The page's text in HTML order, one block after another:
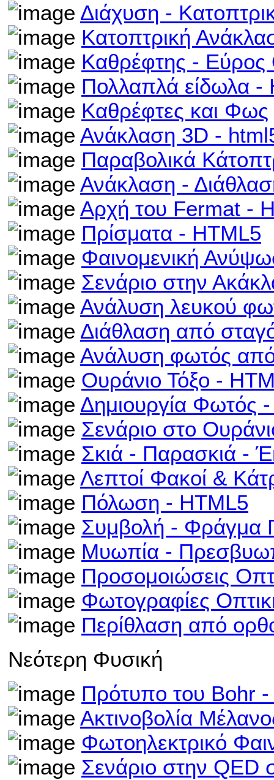
Διάχυση -
Κατοπτρική
Καθρέφτης -
Πολλαπλά είδωλα -
Καθρέφτες και Φως
Ανάκλαση 3D -
Παραβολικά
Ανάκλαση -
Αρχή του Fermat -
Πρίσματα - HTML5
Φαινομενική
Σενάριο στην
Ανάλυση λευκού
Διάθλαση από
Ανάλυση φωτός
Ουράνιο Τόξο -
Δημιουργία Φωτός
Σενάριο στο
Σκιά - Παρασκιά -
Λεπτοί Φακοί &
Πόλωση - HTML5
Συμβολή - Φράγμα
Μυωπία -
Προσομοιώσεις
Φωτογραφίες
Περίθλαση από
Νεότερη Φυσική
Πρότυπο του Bohr
Ακτινοβολία
Φωτοηλεκτρικό
Σενάριο στην QED